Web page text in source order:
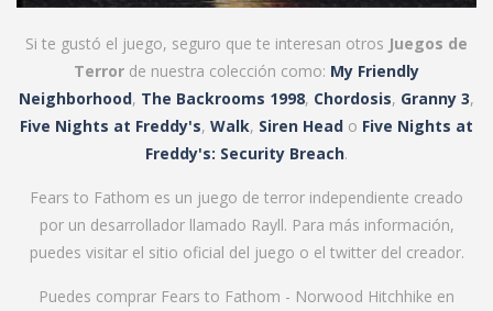
Si te gustó el juego, seguro que te interesan otros Juegos de
Terror de nuestra colección como: My Friendly
Neighborhood, The Backrooms 1998, Chordosis, Granny 3,
Five Nights at Freddy's, Walk, Siren Head o Five Nights at
Freddy's: Security Breach.
Fears to Fathom es un juego de terror independiente creado
por un desarrollador llamado Rayll. Para más información,
puedes visitar el sitio oficial del juego o el twitterdel creador.
Puedes comprar Fears to Fathom - Norwood Hitchhike en